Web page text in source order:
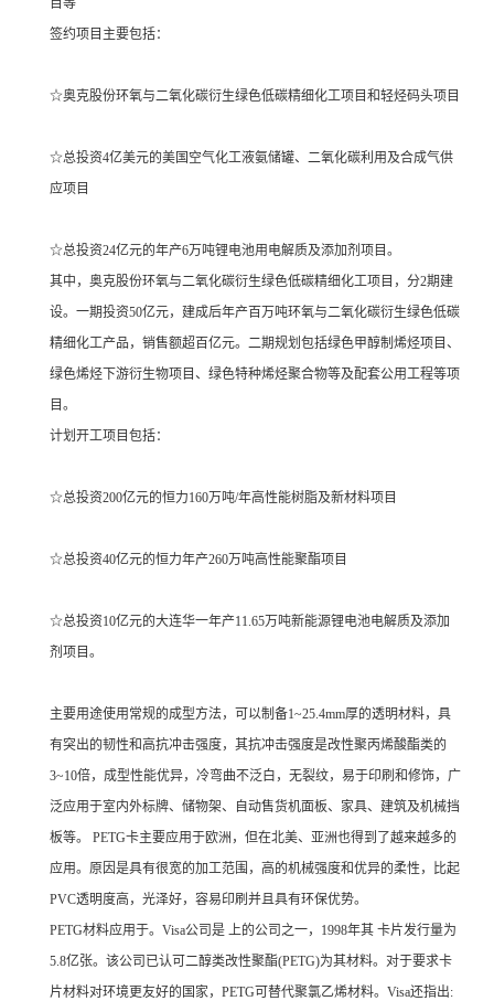
签约项目主要包括：
☆奥克股份环氧与二氧化碳衍生绿色低碳精细化工项目和轻烃码头项目
☆总投资4亿美元的美国空气化工液氨储罐、二氧化碳利用及合成气供
应项目
☆总投资24亿元的年产6万吨锂电池用电解质及添加剂项目。
其中，奥克股份环氧与二氧化碳衍生绿色低碳精细化工项目，分2期建
设。一期投资50亿元，建成后年产百万吨环氧与二氧化碳衍生绿色低碳
精细化工产品，销售额超百亿元。二期规划包括绿色甲醇制烯烃项目、
绿色烯烃下游衍生物项目、绿色特种烯烃聚合物等及配套公用工程等项
目。
计划开工项目包括：
☆总投资200亿元的恒力160万吨/年高性能树脂及新材料项目
☆总投资40亿元的恒力年产260万吨高性能聚酯项目
☆总投资10亿元的大连华一年产11.65万吨新能源锂电池电解质及添加
剂项目。
主要用途使用常规的成型方法，可以制备1~25.4mm厚的透明材料，具
有突出的韧性和高抗冲击强度，其抗冲击强度是改性聚丙烯酸酯类的
3~10倍，成型性能优异，冷弯曲不泛白，无裂纹，易于印刷和修饰，广
泛应用于室内外标牌、储物架、自动售货机面板、家具、建筑及机械挡
板等。 PETG卡主要应用于欧洲，但在北美、亚洲也得到了越来越多的
应用。原因是具有很宽的加工范围，高的机械强度和优异的柔性，比起
PVC透明度高，光泽好，容易印刷并且具有环保优势。
PETG材料应用于。Visa公司是 上的公司之一，1998年其 卡片发行量为
5.8亿张。该公司已认可二醇类改性聚酯(PETG)为其材料。对于要求卡
片材料对环境更友好的国家，PETG可替代聚氯乙烯材料。Visa还指出: